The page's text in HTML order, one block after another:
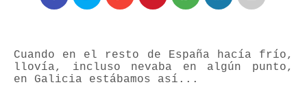
Cuando en el resto de España hacía frío,
llovía, incluso nevaba en algún punto,
en Galicia estábamos así...